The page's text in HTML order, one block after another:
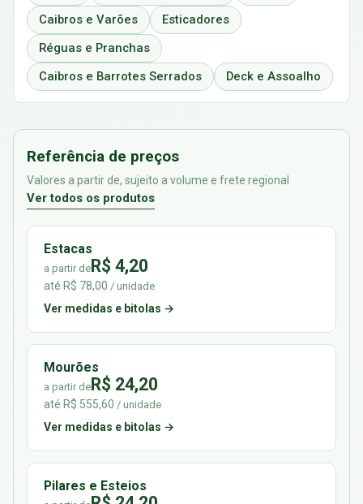
Caibros e Varões
Esticadores
Réguas e Pranchas
Caibros e Barrotes Serrados
Deck e Assoalho
Referência de preços
Valores a partir de, sujeito a volume e frete regional
Ver todos os produtos
Estacas
a partir deR$ 4,20
até R$ 78,00 / unidade
Ver medidas e bitolas →
Mourões
a partir deR$ 24,20
até R$ 555,60 / unidade
Ver medidas e bitolas →
Pilares e Esteios